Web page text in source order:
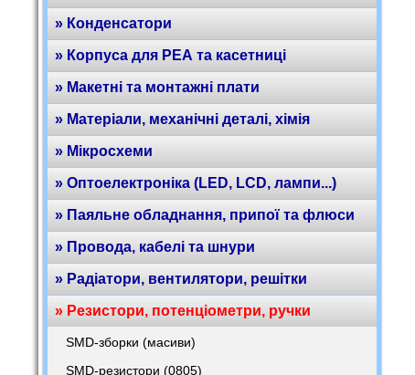
» Конденсатори
» Корпуса для РЕА та касетниці
» Макетні та монтажні плати
» Матеріали, механічні деталі, хімія
» Мікросхеми
» Оптоелектроніка (LED, LCD, лампи...)
» Паяльне обладнання, припої та флюси
» Провода, кабелі та шнури
» Радіатори, вентилятори, решітки
» Резистори, потенціометри, ручки
SMD-зборки (масиви)
SMD-резистори (0805)